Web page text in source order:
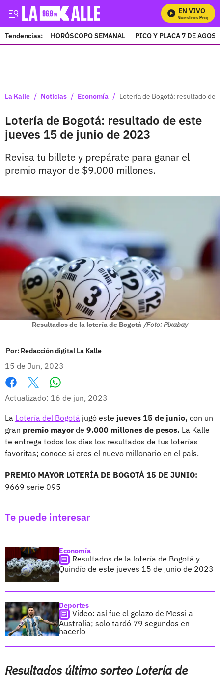
EN VIVO
Mira Todos Nuestros Programas
Tendencias: HORÓSCOPO SEMANAL PICO Y PLACA 7 DE
La Kalle / Noticias / Economía / Lotería de Bogotá: resultado de
Lotería de Bogotá: resultado de este
jueves 15 de junio de 2023
Revisa tu billete y prepárate para ganar el
premio mayor de $9.000 millones.
Resultados de la lotería de Bogotá /Foto: Pixabay
Por: Redacción digital La Kalle
15 de Jun, 2023
Facebook
X
Actualizado: 16 de jun, 2023
La Lotería del Bogotá jugó este jueves 15 de junio, con un
gran premio mayorde 9.000 millones de pesos. La Kalle
te entrega todos los días los resultados de tus loterías
favoritas; conoce si eres el nuevo millonario en el país.
PREMIO MAYOR LOTERÍA DE BOGOTÁ 15 DE JUNIO:
9669 serie 095
Te puede interesar
Economía
Resultados de la lotería de Bogotá y
Quindío de este jueves 15 de junio de 2023
Deportes
Video: así fue el golazo de Messi a
Australia; solo tardó 79 segundos en
hacerlo
Resultados último sorteo Lotería de